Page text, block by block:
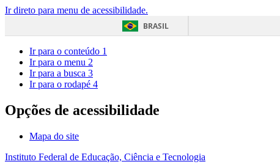
Ir direto para menu de acessibilidade.
BRASIL
Ir para o conteúdo 1
Ir para o menu 2
Ir para a busca 3
Ir para o rodapé 4
Opções de acessibilidade
Mapa do site
Instituto Federal de Educação, Ciência e Tecnologia